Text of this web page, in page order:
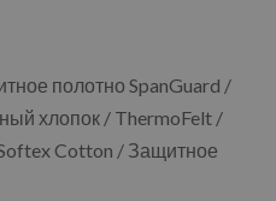
полотно SpanGuard /
хлопок / ThermoFelt /
Cotton / Защитное